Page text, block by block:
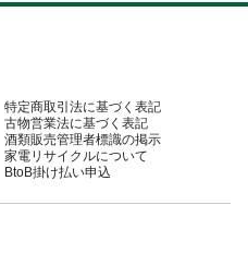
特定商取引法に基づく表記
古物営業法に基づく表記
酒類販売管理者標識の掲示
家電リサイクルについて
BtoB掛け払い申込